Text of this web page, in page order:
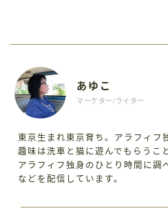
あゆこ
マーケター/ライター
東京生まれ東京育ち。アラフィフ
趣味は洗車と猫に遊んでもらうこ
アラフィフ独身のひとり時間に調
などを配信しています。